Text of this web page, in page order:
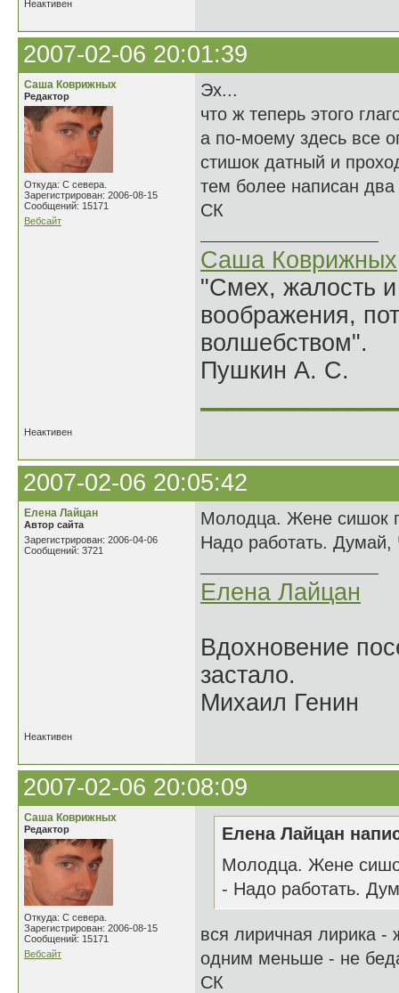
Неактивен
2007-02-06 20:01:39
Саша Коврижных
Редактор
Откуда: С севера.
Зарегистрирован: 2006-08-15
Сообщений: 15171
Вебсайт
Эх...
что ж теперь этого
а по-моему здесь все
стишок датный и
тем более написан
СК
Саша Коврижных
"Смех, жалость
воображения,
волшебством".
Пушкин А. С.
Неактивен
2007-02-06 20:05:42
Елена Лайцан
Автор сайта
Зарегистрирован: 2006-04-06
Сообщений: 3721
Молодца. Жене сишок
Надо работать. Думай,
Елена Лайцан
Вдохновение
застало.
Михаил Генин
Неактивен
2007-02-06 20:08:09
Саша Коврижных
Редактор
Откуда: С севера.
Зарегистрирован: 2006-08-15
Сообщений: 15171
Вебсайт
Елена Лайцан
Молодца. Жене
- Надо работать.
вся лиричная лирика -
одним меньше - не
СК